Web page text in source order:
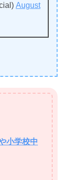
August
小学校中